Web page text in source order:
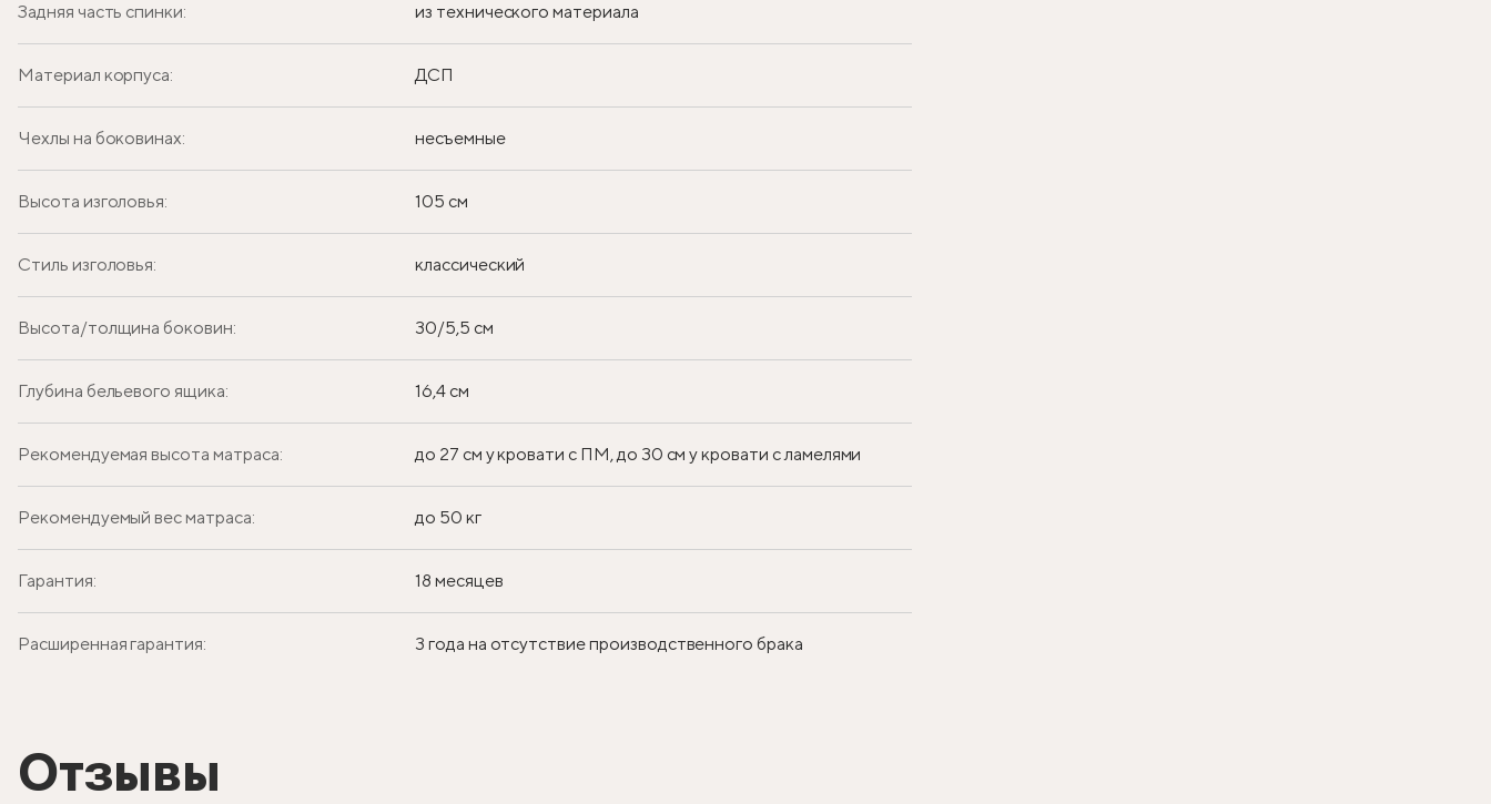
Задняя часть спинки: из технического материала
Материал корпуса: ДСП
Чехлы на боковинах: несъемные
Высота изголовья: 105 см
Стиль изголовья: классический
Высота/толщина боковин: 30/5,5 см
Глубина бельевого ящика: 16,4 см
Рекомендуемая высота матраса: до 27 см у кровати с ПМ, до 30 см у кровати с ламелями
Рекомендуемый вес матраса: до 50 кг
Гарантия: 18 месяцев
Расширенная гарантия: 3 года на отсутствие производственного брака
Отзывы